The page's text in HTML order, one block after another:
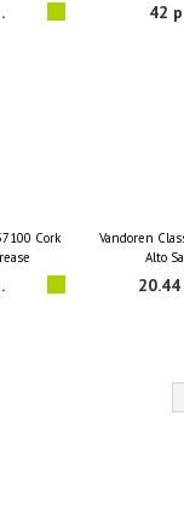
42
Cork
Vandoren
Alto
20.44